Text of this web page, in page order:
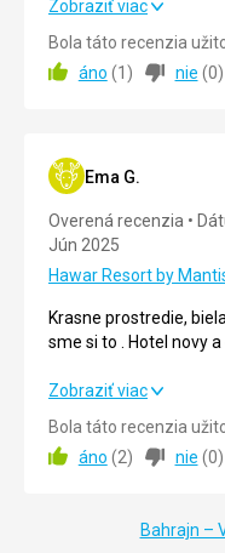
Fantastická dovolená.
Strava
Služby
Cena
Zobraziť viac
Bola táto recenzia
áno (1 ) nie (0)
Ema G.
Overená recenzia
Jún 2025
Hawar Resort by
Krasne prostredie,
sme si to . Hotel novy
Krasne prostredie,
sme si to . Hotel novy a
Strava
Zobraziť viac
Bola táto recenzia
áno (2) nie (0)
Bahrajn –